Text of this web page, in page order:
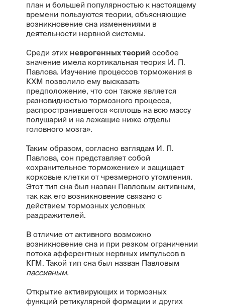
план и большей популярностью к настоящему
времени пользуются теории, объясняющие
возникновение сна изменениями в
деятельности нервной системы.
Среди этих неврогенных теорий особое
значение имела кортикальная теория И. П.
Павлова. Изучение процессов торможения в
КХМ позволило ему высказать
предположение, что сон также является
разновидностью тормозного процесса,
распространившегося «сплошь на всю массу
полушарий и на лежащие ниже отделы
головного мозга».
Таким образом, согласно взглядам И. П.
Павлова, сон представляет собой
«охранительное торможение» и защищает
корковые клетки от чрезмерного утомления.
Этот тип сна был назван Павловым активным,
так как его возникновение связано с
действием тормозных условных
раздражителей.
В отличие от активного возможно
возникновение сна и при резком ограничении
потока афферентных нервных импульсов в
КГМ. Такой тип сна был назван Павловым
пассивным.
Открытие активирующих и тормозных
функций ретикулярной формации и других